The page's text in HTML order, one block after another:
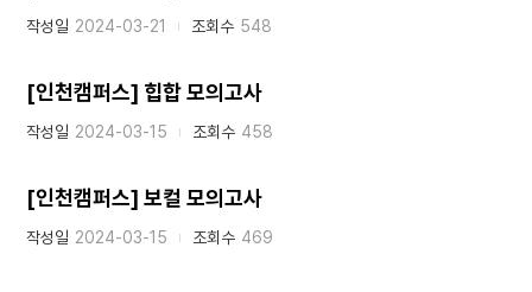
작성일 2024-03-21 조회수 548
[인천캠퍼스] 힙합 모의고사
작성일 2024-03-15 조회수 458
[인천캠퍼스] 보컬 모의고사
작성일 2024-03-15 조회수 469